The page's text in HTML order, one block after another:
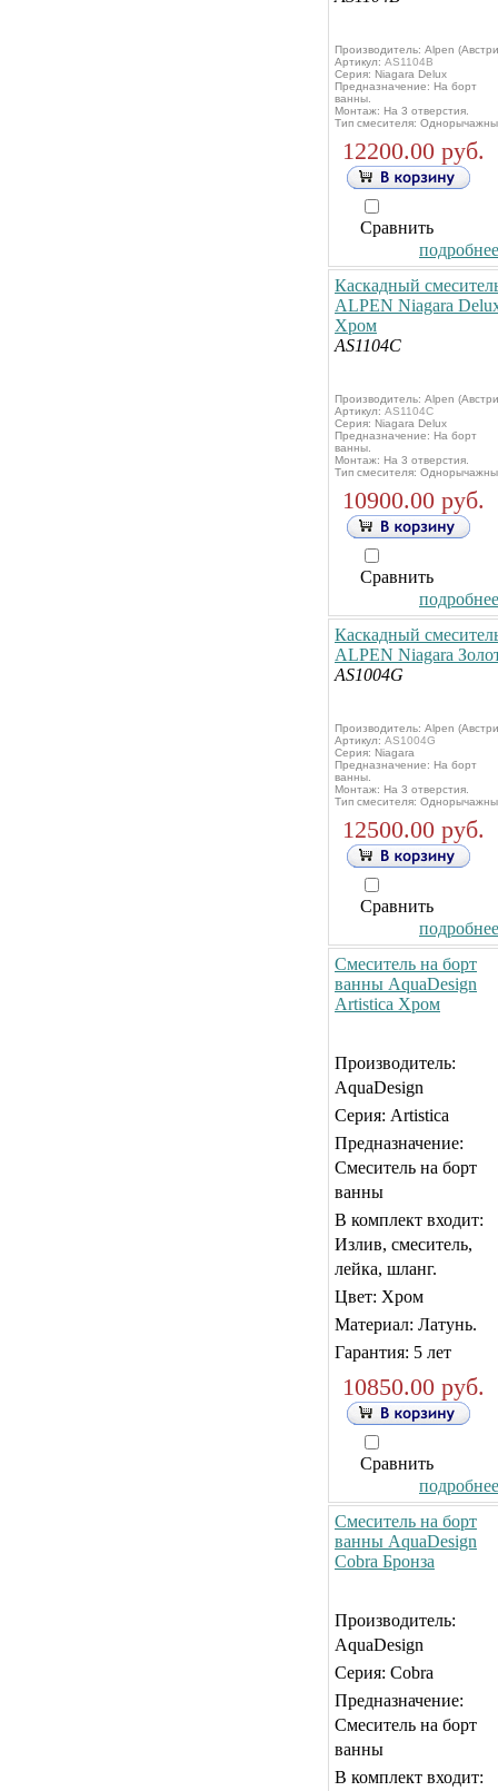
Производитель: Alpen
Артикул: AS1104B
Серия: Niagara Delux
Предназначение: На борт
ванны.
Монтаж: На 3 отверстия.
Тип смесителя:
12200.00 руб.
Сравнить
Каскадный
ALPEN Niagara
Хром
AS1104C
Производитель: Alpen
Артикул: AS1104C
Серия: Niagara Delux
Предназначение: На борт
ванны.
Монтаж: На 3 отверстия.
Тип смесителя:
10900.00 руб.
Сравнить
Каскадный
ALPEN Niagara
AS1004G
Производитель: Alpen
Артикул: AS1004G
Серия: Niagara
Предназначение: На борт
ванны.
Монтаж: На 3 отверстия.
Тип смесителя:
12500.00 руб.
Сравнить
Смеситель на борт
ванны AquaDesign
Artistica Хром
Производитель:
AquaDesign
Серия: Artistica
Предназначение:
Смеситель на борт
ванны
В комплект входит:
Излив, смеситель,
лейка, шланг.
Цвет: Хром
Материал: Латунь.
Гарантия: 5 лет
10850.00 руб.
Сравнить
Смеситель на борт
ванны AquaDesign
Cobra Бронза
Производитель:
AquaDesign
Серия: Cobra
Предназначение:
Смеситель на борт
ванны
В комплект входит: